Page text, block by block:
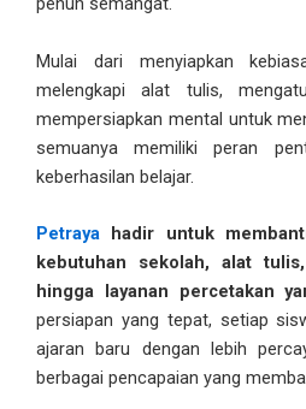
Mulai dari menyiapkan
melengkapi alat tulis,
mempersiapkan mental untuk
semuanya memiliki peran
keberhasilan belajar.
Petraya hadir untuk
kebutuhan sekolah, alat
hingga layanan percetakan
persiapan yang tepat, setiap
ajaran baru dengan lebih
berbagai pencapaian yang